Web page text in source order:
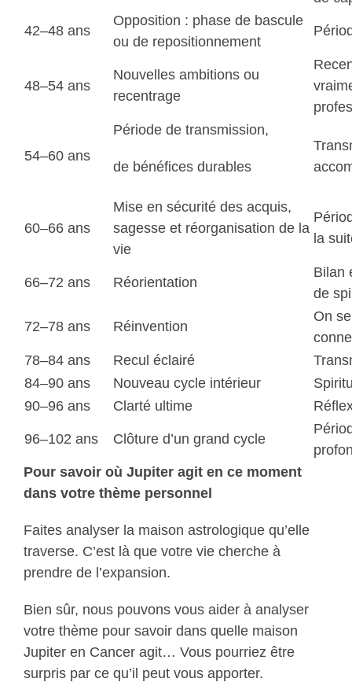
42–48 ans
Opposition : phase de bascule
ou de repositionnement
48–54 ans
Nouvelles ambitions ou
recentrage
54–60 ans
Période de transmission,
de bénéfices durables
60–66 ans
Mise en sécurité des acquis,
sagesse et réorganisation de la
vie
la
66–72 ans Réorientation
Bilan
de
72–78 ans Réinvention
On
78–84 ans
Recul éclairé
84–90 ans
Nouveau cycle intérieur
90–96 ans
Clarté ultime
96–102 ans Clôture d’un grand cycle
Pour savoir où Jupiter agit en ce moment
dans votre thème personnel
Faites analyser la maison astrologique qu’elle
traverse. C’est là que votre vie cherche à
prendre de l’expansion.
Bien sûr, nous pouvons vous aider à analyser
votre thème pour savoir dans quelle maison
Jupiter en Cancer agit… Vous pourriez être
surpris par ce qu’il peut vous apporter.